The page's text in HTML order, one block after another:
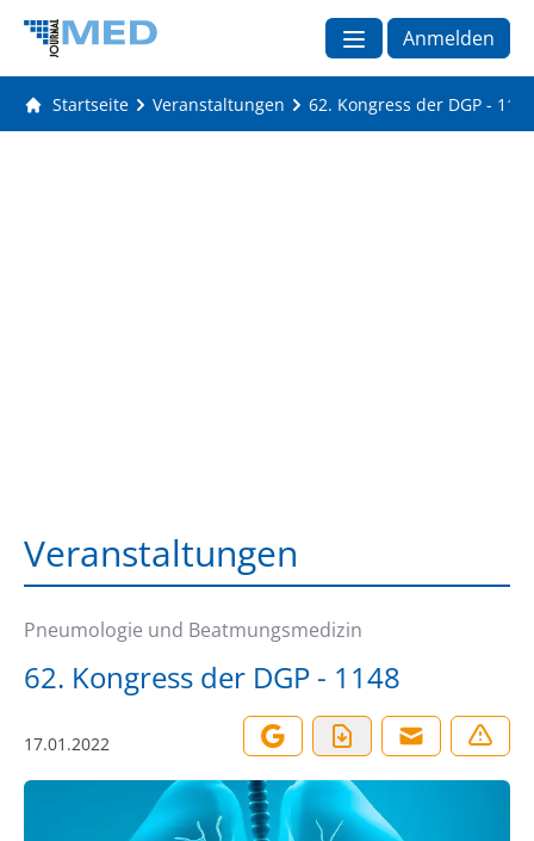
Anmelden
Startseite Veranstaltungen 62. Kongress der DGP - 1148
Veranstaltungen
Pneumologie und Beatmungsmedizin
62. Kongress der DGP - 1148
17.01.2022